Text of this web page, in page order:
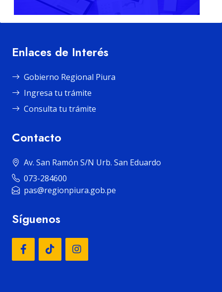
Enlaces de Interés
Gobierno Regional Piura
Ingresa tu trámite
Consulta tu trámite
Contacto
Av. San Ramón S/N Urb. San Eduardo
073-284600
pas@regionpiura.gob.pe
Síguenos